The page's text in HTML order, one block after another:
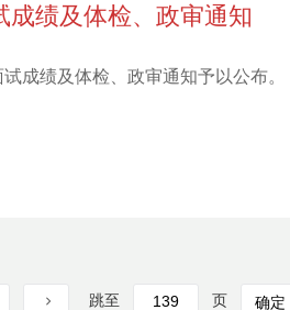
绩及体检、政审通知
成绩及体检、政审通知予以公布。
跳至 页 确定